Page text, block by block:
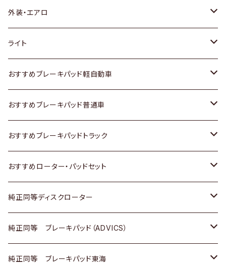
トヨタ
ホンダ
スズキ
日産
いすゞ
ダイハツ
マツダ
三菱
スバル
外装・エアロ
トヨタ
ホンダ
スズキ
日産
いすゞ
ダイハツ
マツダ
三菱
ライト
トヨタ
スズキ
日産
いすゞ
ダイハツ
三菱
日野
おすすめブレーキパッド軽自動車
トヨタ
ホンダ
スズキ
日産
ダイハツ
マツダ
おすすめブレーキパッド普通車
トヨタ
ホンダ
スズキ
日産
いすゞ
おすすめブレーキパッドトラック
トヨタ
日産
いすゞ
ダイハツ
おすすめローター・パッドセット
トヨタ
ホンダ
スズキ
純正同等ディスクローター
トヨタ
ホンダ
純正同等 ブレーキパッド（ADVICS）
トヨタ
純正同等 ブレーキパッド東海